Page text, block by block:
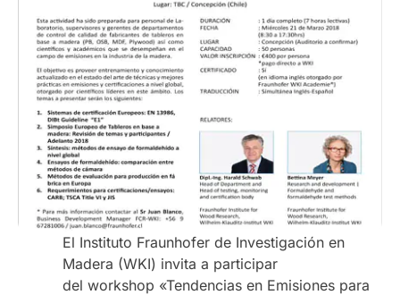
El Instituto Fraunhofer de Investigación en
Madera (WKI) invita a participar
del workshop «Tendencias en Emisiones para